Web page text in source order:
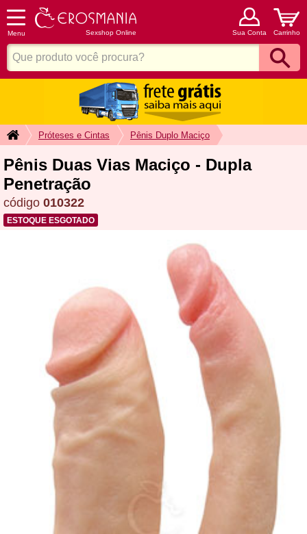
Menu Sexshop Online Sua Conta Carrinho
Próteses e Cintas Pênis Duplo Maciço
Pênis Duas Vias Maciço - Dupla
Penetração
código 010322
ESTOQUE ESGOTADO